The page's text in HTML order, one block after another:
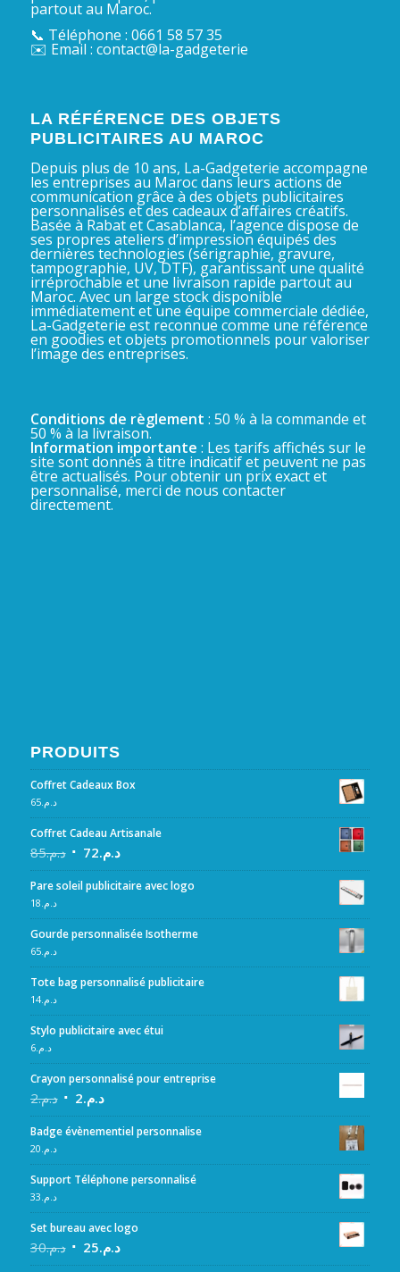
partout au Maroc.
📞 Téléphone : 0661 58 57 35
✉️ Email : contact@la-gadgeterie
LA RÉFÉRENCE DES OBJETS
PUBLICITAIRES AU MAROC
Depuis plus de 10 ans, La-Gadgeterie accompagne
les entreprises au Maroc dans leurs actions de
communication grâce à des objets publicitaires
personnalisés et des cadeaux d’affaires créatifs.
Basée à Rabat et Casablanca, l’agence dispose de
ses propres ateliers d’impression équipés des
dernières technologies (sérigraphie, gravure,
tampographie, UV, DTF), garantissant une qualité
irréprochable et une livraison rapide partout au
Maroc. Avec un large stock disponible
immédiatement et une équipe commerciale dédiée,
La-Gadgeterie est reconnue comme une référence
en goodies et objets promotionnels pour valoriser
l’image des entreprises.
Conditions de règlement : 50 % à la commande et
50 % à la livraison.
Information importante : Les tarifs affichés sur le
site sont donnés à titre indicatif et peuvent ne pas
être actualisés. Pour obtenir un prix exact et
personnalisé, merci de nous contacter
directement.
PRODUITS
Coffret Cadeaux Box
د.م.65
Coffret Cadeau Artisanale
د.م.85 د.م.72
Pare soleil publicitaire avec logo
د.م.18
Gourde personnalisée Isotherme
د.م.65
Tote bag personnalisé publicitaire
د.م.14
Stylo publicitaire avec étui
د.م.6
Crayon personnalisé pour entreprise
د.م.2 د.م.2
Badge évènementiel personnalise
د.م.20
Support Téléphone personnalisé
د.م.33
Set bureau avec logo
د.م.30 د.م.25